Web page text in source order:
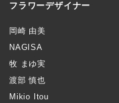
フラワーデザイナー
岡崎 由美
NAGISA
牧 まゆ実
渡部 慎也
Mikio Itou